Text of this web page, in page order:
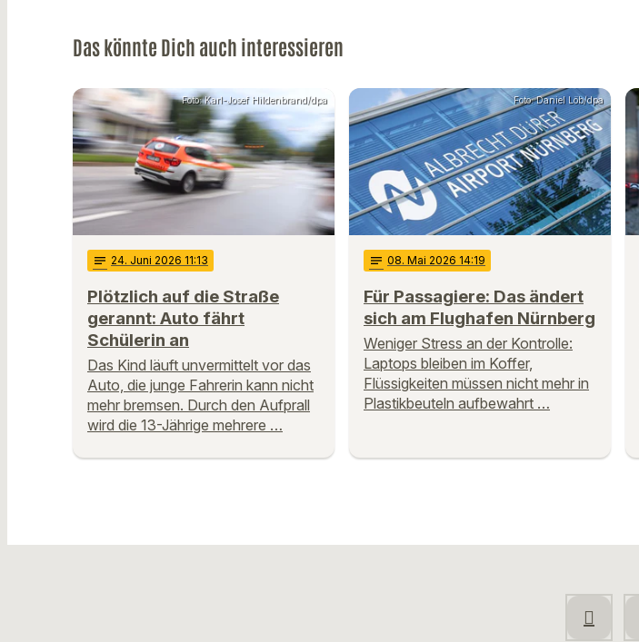
Das könnte Dich auch interessieren
Foto: Karl-Josef Hildenbrand/dpa
notes 24. Juni 2026 11:13
Plötzlich auf die Straße
gerannt: Auto fährt
Schülerin an
Das Kind läuft unvermittelt vor das
Auto, die junge Fahrerin kann nicht
mehr bremsen. Durch den Aufprall
wird die 13-Jährige mehrere …
Foto: Daniel Löb/dpa
notes 08. Mai 2026 14:19
Für Passagiere: Das ändert
sich am Flughafen Nürnberg
Weniger Stress an der Kontrolle:
Laptops bleiben im Koffer,
Flüssigkeiten müssen nicht mehr in
Plastikbeuteln aufbewahrt …